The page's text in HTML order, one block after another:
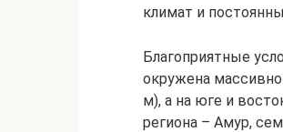
климат и
Благоприятные
окружена
м), а на юге и
региона – Амур,